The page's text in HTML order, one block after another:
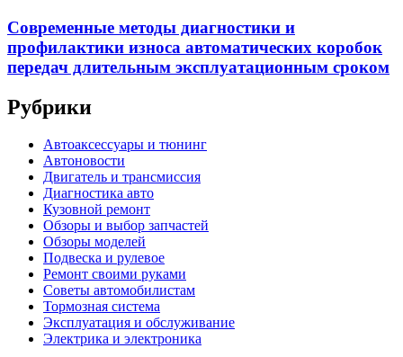
Современные методы диагностики и
профилактики износа автоматических коробок
передач длительным эксплуатационным сроком
Рубрики
Автоаксессуары и тюнинг
Автоновости
Двигатель и трансмиссия
Диагностика авто
Кузовной ремонт
Обзоры и выбор запчастей
Обзоры моделей
Подвеска и рулевое
Ремонт своими руками
Советы автомобилистам
Тормозная система
Эксплуатация и обслуживание
Электрика и электроника